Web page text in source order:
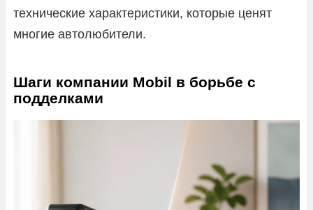
технические характеристики, которые ценят
многие автолюбители.
Шаги компании Mobil в борьбе с
подделками